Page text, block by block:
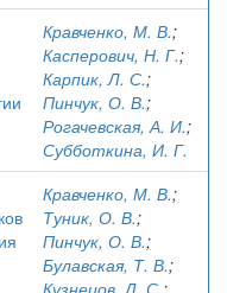
Кравченко, М. В.;
Касперович, Н. Г.;
Карпик, Л. С.;
Пинчук, О. В.;
Рогачевская, А. И.;
Субботкина, И. Г.
Кравченко, М. В.;
Туник, О. В.;
Пинчук, О. В.;
Булавская, Т. В.;
Кузнецов, Д. С.;